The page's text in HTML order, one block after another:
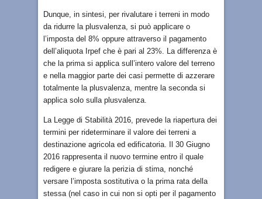
Dunque, in sintesi, per rivalutare i terreni in modo
da ridurre la plusvalenza, si può applicare o
l’imposta del 8% oppure attraverso il pagamento
dell’aliquota Irpef che è pari al 23%. La differenza è
che la prima si applica sull’intero valore del terreno
e nella maggior parte dei casi permette di azzerare
totalmente la plusvalenza, mentre la seconda si
applica solo sulla plusvalenza.
La Legge di Stabilità 2016, prevede la riapertura dei
termini per rideterminare il valore dei terreni a
destinazione agricola ed edificatoria. Il 30 Giugno
2016 rappresenta il nuovo termine entro il quale
redigere e giurare la perizia di stima, nonché
versare l’imposta sostitutiva o la prima rata della
stessa (nel caso in cui non si opti per il pagamento